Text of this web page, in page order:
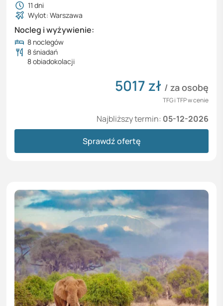
11 dni
Wylot: Warszawa
Nocleg i wyżywienie:
8 noclegów
8 śniadań
8 obiadokolacji
5017zł / za osobę
TFG i TFP w cenie
Najbliższy termin: 05-12-2026
Sprawdź ofertę